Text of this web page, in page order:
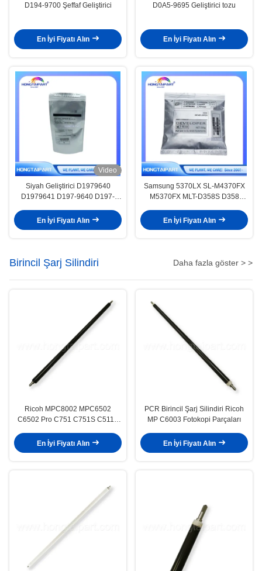
D194-9700 Şeffaf Geliştirici
En İyi Fiyatı Alın
D0A5-9695 Geliştirici tozu
En İyi Fiyatı Alın
Video
Siyah Geliştirici D1979640
D1979641 D197-9640 D197-
3554 4054 4055 5055 6055
Kopyacı
En İyi Fiyatı Alın
Samsung 5370LX SL-M4370FX
M5370FX MLT-D358S D358
Geliştirici Toz Roleri
En İyi Fiyatı Alın
Birincil Şarj Silindiri Daha fazla göster > >
Ricoh MPC8002 MPC6502
C6502 Pro C751 C751S C5110
En İyi Fiyatı Alın
PCR Birincil Şarj Silindiri Ricoh
MP C6003 Fotokopi Parçaları
En İyi Fiyatı Alın